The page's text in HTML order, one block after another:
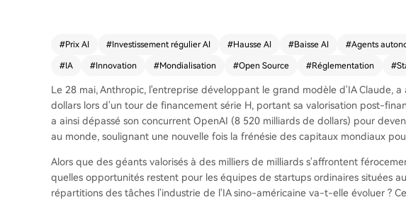
#Prix AI #Investissement régulier AI #Hausse AI #Baisse AI #Agents
#IA #Innovation #Mondialisation #Open Source #Réglementation #
Le 28 mai, Anthropic, l'entreprise développant le grand modèle d'IA Claude,
dollars lors d'un tour de financement série H, portant sa valorisation post-
a ainsi dépassé son concurrent OpenAI (8 520 milliards de dollars) pour
au monde, soulignant une nouvelle fois la frénésie des capitaux mondiaux
Alors que des géants valorisés à des milliers de milliards s'affrontent
quelles opportunités restent pour les équipes de startups ordinaires situées
répartitions des tâches l'industrie de l'IA sino-américaine va-t-elle évoluer ?